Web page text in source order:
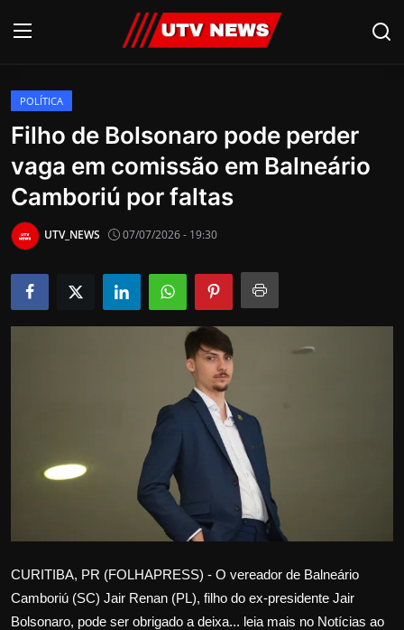
AO VIVO
PIRACICABA
CAMPINAS
LIMEIRA
ESPIRITO SANTO
APOIE
Política
POLÍTICA
Filho de Bolsonaro pode perder
vaga em comissão em Balneário
Camboriú por faltas
UTV_NEWS 07/07/2026 - 19:30
CURITIBA, PR (FOLHAPRESS) - O vereador de Balneário
Camboriú (SC) Jair Renan (PL), filho do ex-presidente Jair
Bolsonaro, pode ser obrigado a deixa... leia mais no Notícias ao